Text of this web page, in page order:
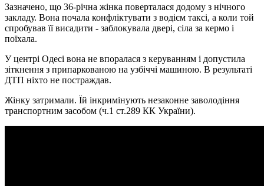
Зазначено, що 36-річна жінка поверталася додому з нічного
закладу. Вона почала конфліктувати з водієм таксі, а коли той
спробував її висадити - заблокувала двері, сіла за кермо і
поїхала.
У центрі Одесі вона не впоралася з керуванням і допустила
зіткнення з припаркованою на узбіччі машиною. В результаті
ДТП ніхто не постраждав.
Жінку затримали. Їй інкримінують незаконне заволодіння
транспортним засобом (ч.1 ст.289 КК України).